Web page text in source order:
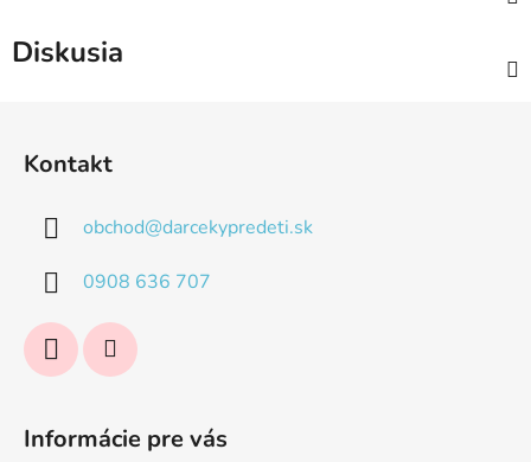
Diskusia
Kontakt
obchod@darcekypredeti.sk
0908 636 707
Informácie pre vás